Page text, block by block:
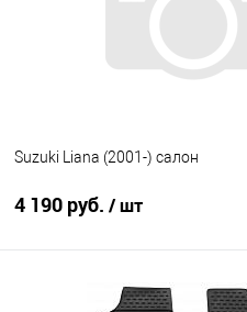
Suzuki Liana (2001-) салон
4 190 руб. / шт
В корзину